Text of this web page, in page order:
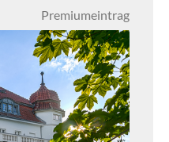
Premiumeintrag